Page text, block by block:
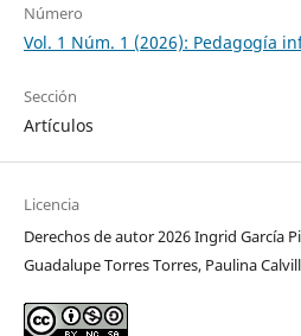
Número
Vol. 1 Núm. 1 (2026): Pedagogía
Sección
Artículos
Licencia
Derechos de autor 2026 Ingrid García
Guadalupe Torres Torres, Paulina